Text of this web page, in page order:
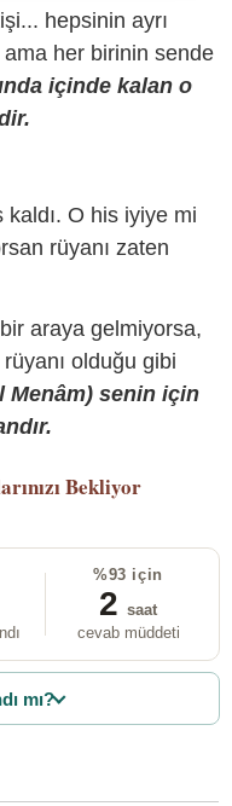
hepsinin ayrı
her birinin sende
içinde kalan o
O his iyiye mi
rüyanı zaten
araya gelmiyorsa,
olduğu gibi
Menâm) senin için
Bekliyor
%93 için
2 saat
cevab müddeti
mı?